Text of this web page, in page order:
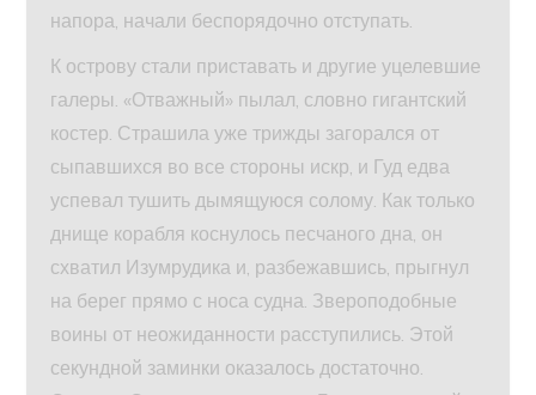
напора, начали беспорядочно отступать.
К острову стали приставать и другие уцелевшие
галеры. «Отважный» пылал, словно гигантский
костер. Страшила уже трижды загорался от
сыпавшихся во все стороны искр, и Гуд едва
успевал тушить дымящуюся солому. Как только
днище корабля коснулось песчаного дна, он
схватил Изумрудика и, разбежавшись, прыгнул
на берег прямо с носа судна. Звероподобные
воины от неожиданности расступились. Этой
секундной заминки оказалось достаточно.